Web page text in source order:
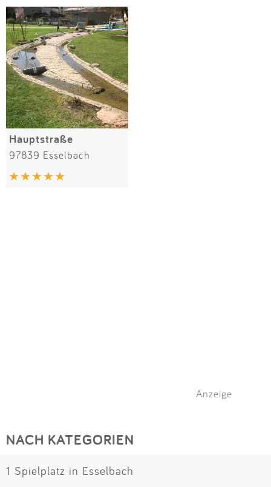
Anmelden
SPIELGERÄTE
Alle Filter (1) zurücksetzen
Hauptstraße
97839 Esselbach
Anzeige
NACH KATEGORIEN
1 Spielplatz in Esselbach